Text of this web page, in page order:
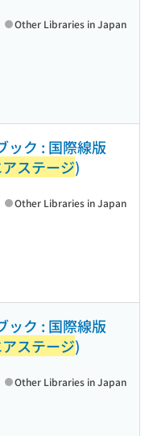
Other Libraries in Japan
ック : 国際線版
ステージ)
Other Libraries in Japan
ック : 国際線版
ステージ)
Other Libraries in Japan